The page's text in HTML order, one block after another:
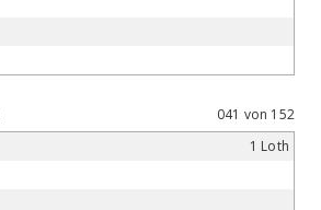
041 von 152
1 Loth